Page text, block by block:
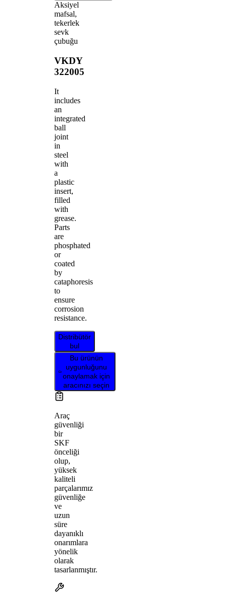
Aksiyel
mafsal,
tekerlek
sevk
çubuğu
VKDY
322005
It
includes
an
integrated
ball
joint
in
steel
with
a
plastic
insert,
filled
with
grease.
Parts
are
phosphated
or
coated
by
cataphoresis
to
ensure
corrosion
resistance.
Distribütör
bul
Bu ürünün
uygunluğunu
onaylamak için
aracınızı seçin
Araç
güvenliği
bir
SKF
önceliği
olup,
yüksek
kaliteli
parçalarımız
güvenliğe
ve
uzun
süre
dayanıklı
onarımlara
yönelik
olarak
tasarlanmıştır.